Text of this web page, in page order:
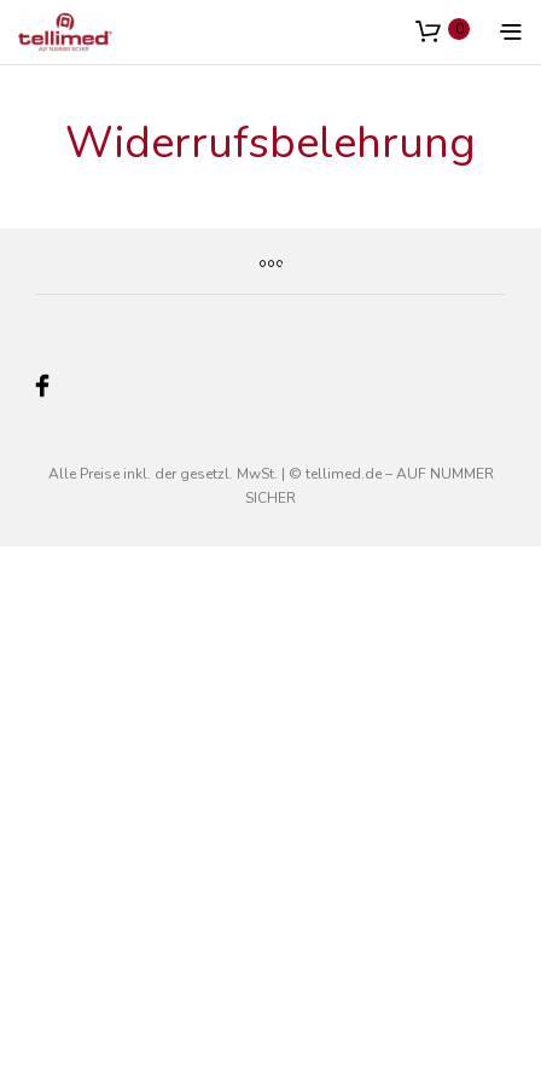
springen
0
Widerrufsbelehrung
Alle Preise inkl. der gesetzl. MwSt. | © tellimed.de – AUF NUMMER
SICHER